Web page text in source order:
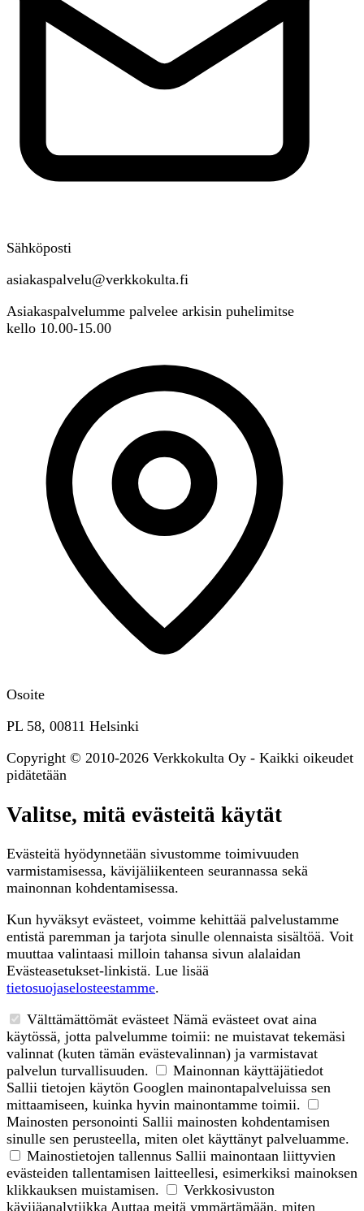
Sähköposti
asiakaspalvelu@verkkokulta.fi
Asiakaspalvelumme palvelee arkisin puhelimitse
kello 10.00-15.00
Osoite
PL 58, 00811 Helsinki
Copyright © 2010-2026 Verkkokulta Oy - Kaikki oikeudet
pidätetään
Valitse, mitä evästeitä käytät
Evästeitä hyödynnetään sivustomme toimivuuden
varmistamisessa, kävijäliikenteen seurannassa sekä
mainonnan kohdentamisessa.
Kun hyväksyt evästeet, voimme kehittää palvelustamme
entistä paremman ja tarjota sinulle olennaista sisältöä. Voit
muuttaa valintaasi milloin tahansa sivun alalaidan
Evästeasetukset-linkistä. Lue lisää
tietosuojaselosteestamme.
Välttämättömät evästeet Nämä evästeet ovat aina
käytössä, jotta palvelumme toimii: ne muistavat tekemäsi
valinnat (kuten tämän evästevalinnan) ja varmistavat
palvelun turvallisuuden.
Mainonnan käyttäjätiedot
Sallii tietojen käytön Googlen mainontapalveluissa sen
mittaamiseen, kuinka hyvin mainontamme toimii.
Mainosten personointi Sallii mainosten kohdentamisen
sinulle sen perusteella, miten olet käyttänyt palveluamme.
Mainostietojen tallennus Sallii mainontaan liittyvien
evästeiden tallentamisen laitteellesi, esimerkiksi mainoksen
klikkauksen muistamisen.
Verkkosivuston
kävijäanalytiikka Auttaa meitä ymmärtämään, miten